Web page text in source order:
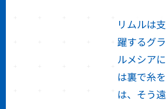
リムルは
躍するグ
ルメシア
は裏で糸
は、そう